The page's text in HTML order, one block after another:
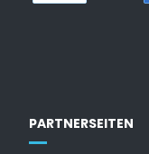
PARTNERSEITEN